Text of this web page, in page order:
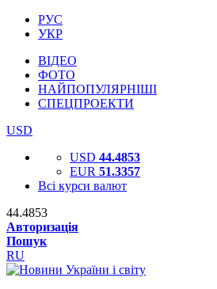
РУС
УКР
ВІДЕО
ФОТО
НАЙПОПУЛЯРНІШІ
СПЕЦПРОЕКТИ
USD
USD 44.4853
EUR 51.3357
Всі курси валют
44.4853
Авторизація
Пошук
RU